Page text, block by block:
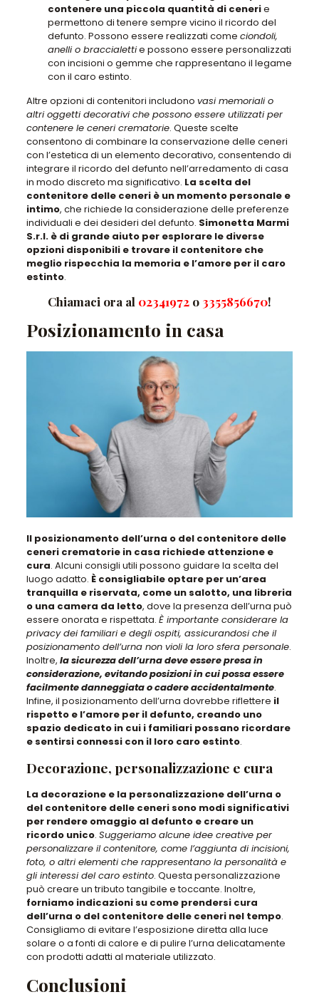
contenere una piccola quantità di cenerie
permettono di tenere sempre vicino il ricordo del
defunto. Possono essere realizzati come ciondoli,
anelli o braccialettie possono essere personalizzati
con incisioni o gemme che rappresentano il legame
con il caro estinto.
Altre opzioni di contenitori includono vasi memoriali o
altri oggetti decorativi che possono essere utilizzati per
contenere le ceneri crematorie. Queste scelte
consentono di combinare la conservazione delle ceneri
con l’estetica di un elemento decorativo, consentendo di
integrare il ricordo del defunto nell’arredamento di casa
in modo discreto ma significativo. La scelta del
contenitore delle ceneri è un momento personale e
intimo, che richiede la considerazione delle preferenze
individuali e dei desideri del defunto. Simonetta Marmi
S.r.l. è di grande aiuto per esplorare le diverse
opzioni disponibili e trovare il contenitore che
meglio rispecchia la memoria e l’amore per il caro
estinto.
Chiamaci ora al 02341972o 3355856670!
Posizionamento in casa
Il posizionamento dell’urna o del contenitore delle
ceneri crematorie in casa richiede attenzione e
cura. Alcuni consigli utili possono guidare la scelta del
luogo adatto. È consigliabile optare per un’area
tranquilla e riservata, come un salotto, una libreria
o una camera da letto, dove la presenza dell’urna può
essere onorata e rispettata. È importante considerare la
privacy dei familiari e degli ospiti, assicurandosi che il
posizionamento dell’urna non violi la loro sfera personale.
Inoltre, la sicurezza dell’urna deve essere presa in
considerazione, evitando posizioni in cui possa essere
facilmente danneggiata o cadere accidentalmente.
Infine, il posizionamento dell’urna dovrebbe riflettere il
rispetto e l’amore per il defunto, creando uno
spazio dedicato in cui i familiari possano ricordare
e sentirsi connessi con il loro caro estinto.
Decorazione, personalizzazione e cura
La decorazione e la personalizzazione dell’urna o
del contenitore delle ceneri sono modi significativi
per rendere omaggio al defunto e creare un
ricordo unico. Suggeriamo alcune idee creative per
personalizzare il contenitore, come l’aggiunta di incisioni,
foto, o altri elementi che rappresentano la personalità e
gli interessi del caro estinto. Questa personalizzazione
può creare un tributo tangibile e toccante. Inoltre,
forniamo indicazioni su come prendersi cura
dell’urna o del contenitore delle ceneri nel tempo.
Consigliamo di evitare l’esposizione diretta alla luce
solare o a fonti di calore e di pulire l’urna delicatamente
con prodotti adatti al materiale utilizzato.
Conclusioni